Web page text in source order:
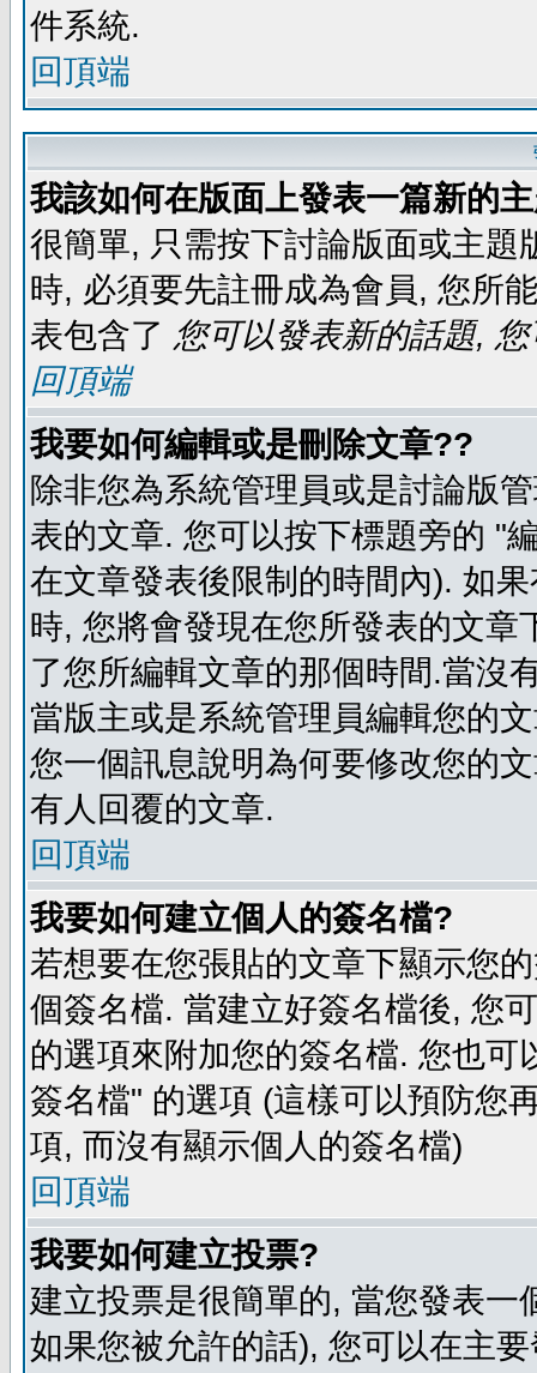
件系統.
回頂端
我該如何在版面上發表一篇新的
很簡單, 只需按下討論版面或主
時, 必須要先註冊成為會員, 您所
表包含了 您可以發表新的話題,
回頂端
我要如何編輯或是刪除文章??
除非您為系統管理員或是討論版
表的文章. 您可以按下標題旁的 "
在文章發表後限制的時間內). 如
時, 您將會發現在您所發表的文
了您所編輯文章的那個時間.當沒
當版主或是系統管理員編輯您的
您一個訊息說明為何要修改您的
有人回覆的文章.
回頂端
我要如何建立個人的簽名檔?
若想要在您張貼的文章下顯示您
個簽名檔. 當建立好簽名檔後, 您
的選項來附加您的簽名檔. 您也
簽名檔" 的選項 (這樣可以預防您
項, 而沒有顯示個人的簽名檔)
回頂端
我要如何建立投票?
建立投票是很簡單的, 當您發表
如果您被允許的話), 您可以在主